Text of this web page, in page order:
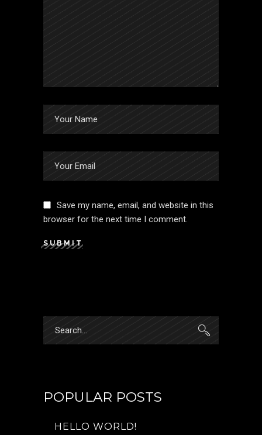
Save my name, email, and website in this
browser for the next time I comment.
SUBMIT
POPULAR POSTS
HELLO WORLD!